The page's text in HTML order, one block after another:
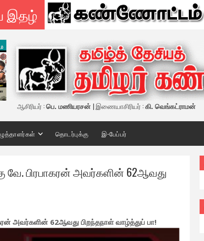
இதழ்
ஆசிரியர் :பெ. மணியரசன் | இணையாசிரியர் :கி. வெங்கட்ராமன்
தொடர்புக்கு இ-பேப்பர்
வே. பிரபாகரன் அவர்களின் 62ஆவது
அவர்களின் 62ஆவது பிறந்தநாள் வாழ்த்துப் பா!